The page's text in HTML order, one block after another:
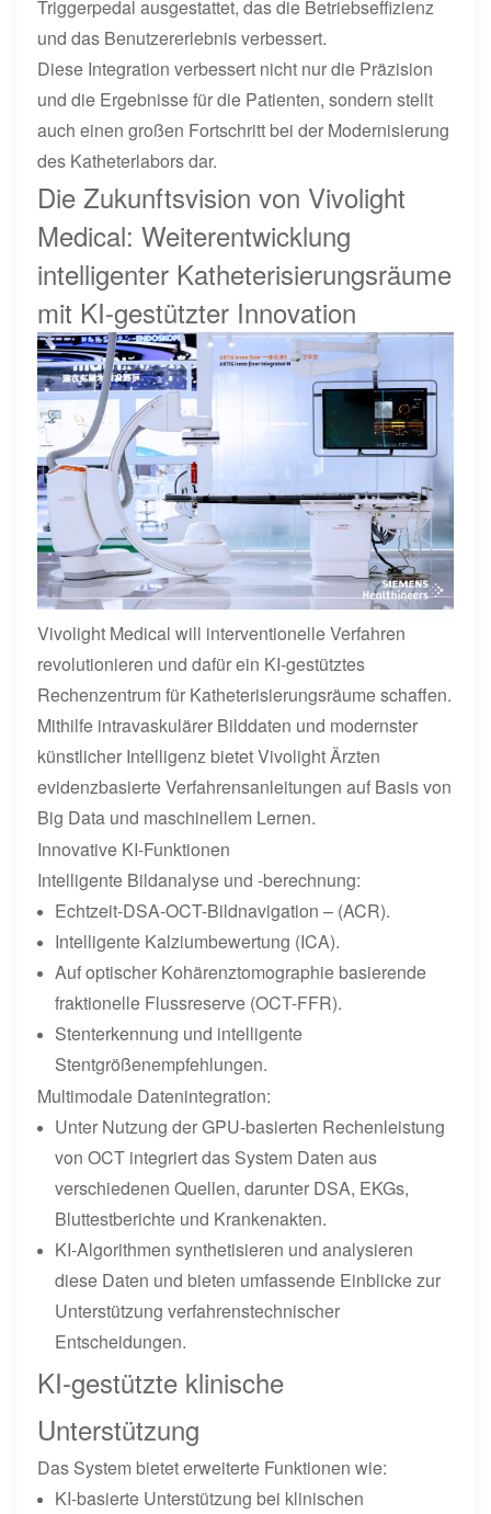
Triggerpedal ausgestattet, das die Betriebseffizienz
und das Benutzererlebnis verbessert.
Diese Integration verbessert nicht nur die Präzision
und die Ergebnisse für die Patienten, sondern stellt
auch einen großen Fortschritt bei der Modernisierung
des Katheterlabors dar.
Die Zukunftsvision von Vivolight
Medical: Weiterentwicklung
intelligenter Katheterisierungsräume
mit KI-gestützter Innovation
Vivolight Medical will interventionelle Verfahren
revolutionieren und dafür ein KI-gestütztes
Rechenzentrum für Katheterisierungsräume schaffen.
Mithilfe intravaskulärer Bilddaten und modernster
künstlicher Intelligenz bietet Vivolight Ärzten
evidenzbasierte Verfahrensanleitungen auf Basis von
Big Data und maschinellem Lernen.
Innovative KI-Funktionen
Intelligente Bildanalyse und -berechnung:
Echtzeit-DSA-OCT-Bildnavigation – (ACR).
Intelligente Kalziumbewertung (ICA).
Auf optischer Kohärenztomographie basierende
fraktionelle Flussreserve (OCT-FFR).
Stenterkennung und intelligente
Stentgrößenempfehlungen.
Multimodale Datenintegration:
Unter Nutzung der GPU-basierten Rechenleistung
von OCT integriert das System Daten aus
verschiedenen Quellen, darunter DSA, EKGs,
Bluttestberichte und Krankenakten.
KI-Algorithmen synthetisieren und analysieren
diese Daten und bieten umfassende Einblicke zur
Unterstützung verfahrenstechnischer
Entscheidungen.
KI-gestützte klinische
Unterstützung
Das System bietet erweiterte Funktionen wie:
KI-basierte Unterstützung bei klinischen